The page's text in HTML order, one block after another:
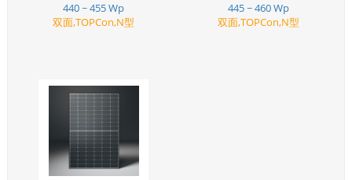
440 ~ 455 Wp
双面,TOPCon,N型
445 ~ 460 Wp
双面,TOPCon,N型